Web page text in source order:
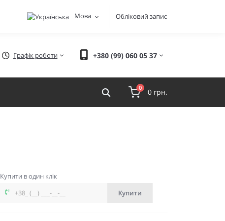
Мова Обліковий запис
Графік роботи +380 (99) 060 05 37
0 0 грн.
Купити в один клік
Купити